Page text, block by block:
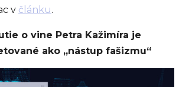
v článku.
o vine Petra Kažimíra je
ako „nástup fašizmu“